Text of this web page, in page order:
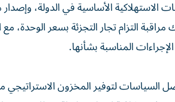
الاستهلاكية الأساسية في الدولة، وإصدار
التزام تجار التجزئة بسعر
المناسبة بشأنها.
السياسات لتوفير المخزون الاستراتيجي